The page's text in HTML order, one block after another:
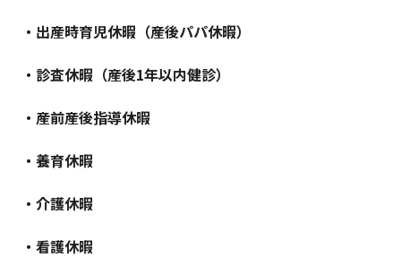
・出産時育児休暇（産後パパ休暇）
・診査休暇（産後1年以内健診）
・産前産後指導休暇
・養育休暇
・介護休暇
・看護休暇